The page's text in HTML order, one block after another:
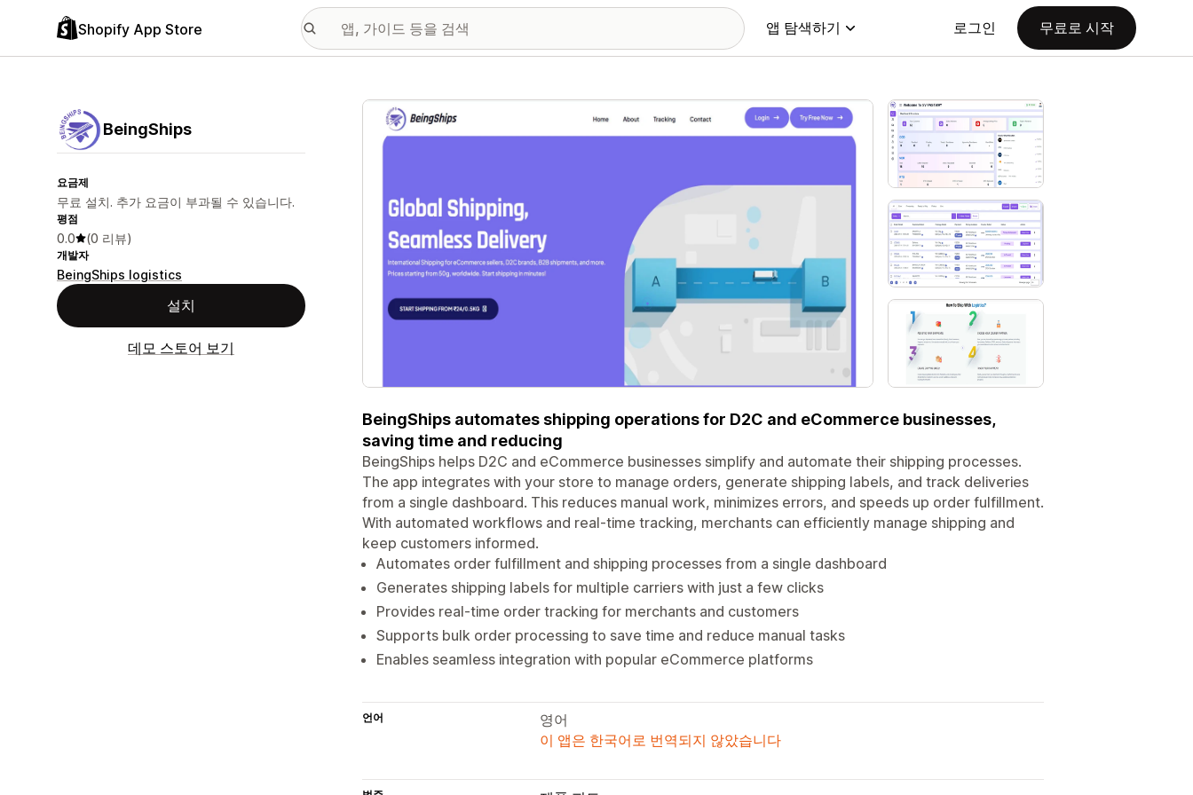
Shopify App Store 앱 탐색하기 로그인 무료로 시작
BeingShips
요금제
무료 설치. 추가 요금이 부과될 수 있습니다.
평점
0.0 (0 리뷰)
개발자
BeingShips logistics
설치
데모 스토어 보기
추천 이미지 갤러리
BeingShips automates shipping operations for D2C and eCommerce businesses,
saving time and reducing
BeingShips helps D2C and eCommerce businesses simplify and automate their shipping processes.
The app integrates with your store to manage orders, generate shipping labels, and track deliveries
from a single dashboard. This reduces manual work, minimizes errors, and speeds up order fulfillment.
With automated workflows and real-time tracking, merchants can efficiently manage shipping and
keep customers informed.
Automates order fulfillment and shipping processes from a single dashboard
Generates shipping labels for multiple carriers with just a few clicks
Provides real-time order tracking for merchants and customers
Supports bulk order processing to save time and reduce manual tasks
Enables seamless integration with popular eCommerce platforms
언어
영어
이 앱은 한국어로 번역되지 않았습니다